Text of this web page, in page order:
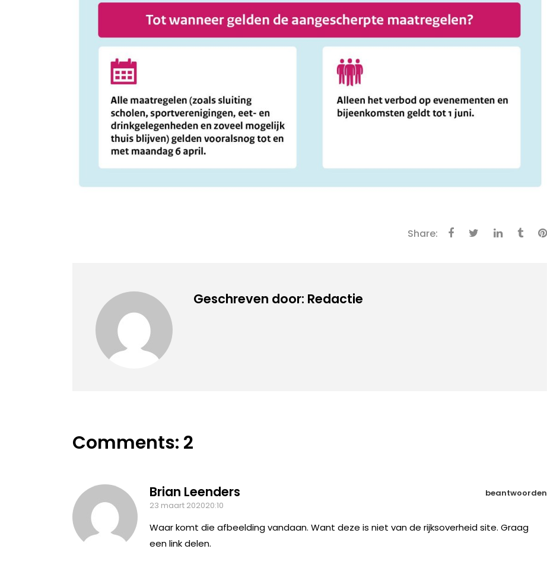
Share:
Geschreven door: Redactie
Comments: 2
Brian Leenders
beantwoorden
23 maart 202020:10
Waar komt die afbeelding vandaan. Want deze is niet van de rijksoverheid site. Graag
een link delen.